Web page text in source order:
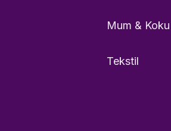
Mum &
Tekstil